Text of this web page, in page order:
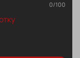
0/100